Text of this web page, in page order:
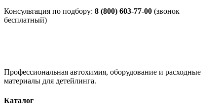
Консультация по подбору: 8 (800) 603-77-00 (звонок
бесплатный)
Профессиональная автохимия, оборудование и расходные
материалы для детейлинга.
Каталог